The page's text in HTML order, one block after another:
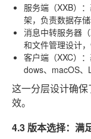
服务端（XXB）
架，负责数据存
消息中转服务器（
和文件管理设计，
客户端（XXC）
dows、macOS、
这一分层设计确
效。
4.3 版本选择：满